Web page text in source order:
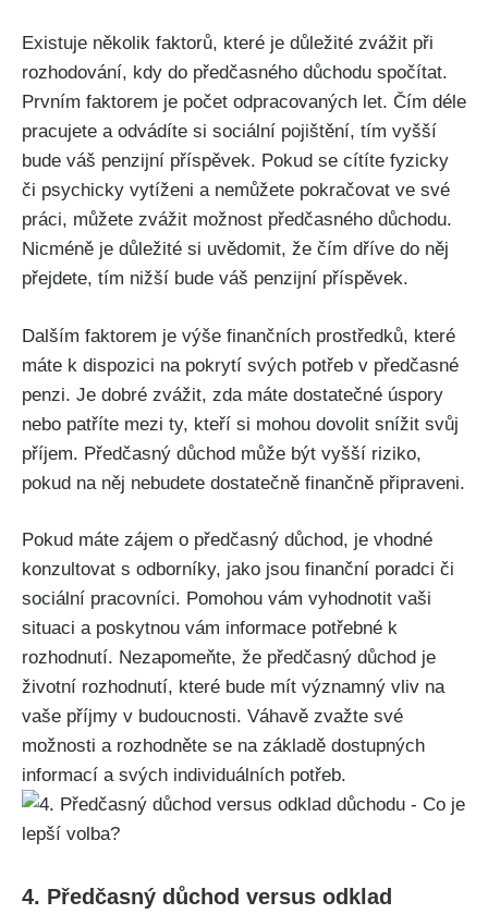
Existuje několik faktorů, které je důležité zvážit při
rozhodování, kdy do předčasného důchodu spočítat.
Prvním faktorem je počet odpracovaných let. Čím déle
pracujete a odvádíte si sociální pojištění, tím vyšší
bude váš penzijní příspěvek. Pokud se cítíte fyzicky
či psychicky vytíženi a nemůžete pokračovat ve své
práci, můžete zvážit možnost předčasného důchodu.
Nicméně je důležité si uvědomit, že čím dříve do něj
přejdete, tím nižší bude váš penzijní příspěvek.
Dalším faktorem je výše finančních prostředků, které
máte k dispozici na pokrytí svých potřeb v předčasné
penzi. Je dobré zvážit, zda máte dostatečné úspory
nebo patříte mezi ty, kteří si mohou dovolit snížit svůj
příjem. Předčasný důchod může být vyšší riziko,
pokud na něj nebudete dostatečně finančně připraveni.
Pokud máte zájem o předčasný důchod, je vhodné
konzultovat s odborníky, jako jsou finanční poradci či
sociální pracovníci. Pomohou vám vyhodnotit vaši
situaci a poskytnou vám informace potřebné k
rozhodnutí. Nezapomeňte, že předčasný důchod je
životní rozhodnutí, které bude mít významný vliv na
vaše příjmy v budoucnosti. Váhavě zvažte své
možnosti a rozhodněte se na základě dostupných
informací a svých individuálních potřeb.
4. Předčasný důchod versus odklad